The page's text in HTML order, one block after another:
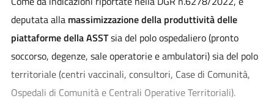
deputata alla massimizzazione della produttività delle
piattaforme della ASSTsia del polo ospedaliero (pronto
soccorso, degenze, sale operatorie e ambulatori) sia del polo
territoriale (centri vaccinali, consultori, Case di Comunità,
Ospedali di Comunità e Centrali Operative Territoriali).